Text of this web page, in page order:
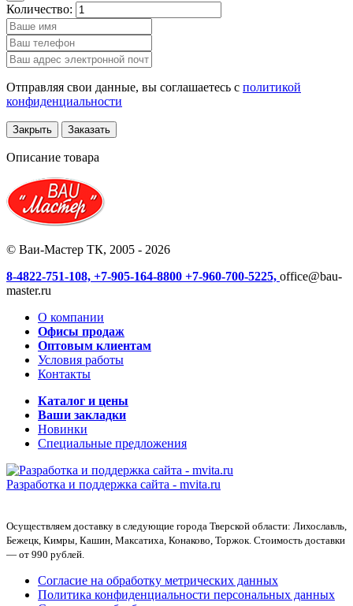
Количество:
Отправляя свои данные, вы соглашаетесь с политикой
конфиденциальности
Закрыть Заказать
Описание товара
© Ваи-Мастер ТК, 2005 - 2026
8-4822-751-108, +7-905-164-8800 +7-960-700-5225, office@bau-
master.ru
О компании
Офисы продаж
Оптовым клиентам
Условия работы
Контакты
Каталог и цены
Ваши закладки
Новинки
Специальные предложения
Разработка и поддержка сайта - mvita.ru
Осуществляем доставку в следующие города Тверской области: Лихославль,
Бежецк, Кимры, Кашин, Максатиха, Конаково, Торжок. Стоимость доставки
— от 990 рублей.
Согласие на обработку метрических данных
Политика конфиденциальности персональных данных